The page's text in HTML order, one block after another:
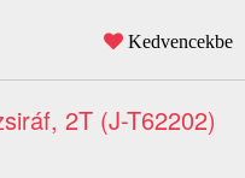
Kedvencekbe
2T (J-T62202)